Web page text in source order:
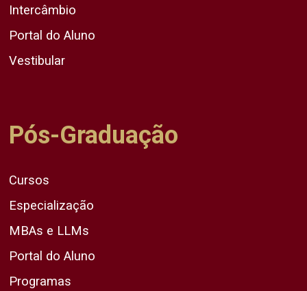
Intercâmbio
Portal do Aluno
Vestibular
Pós-Graduação
Cursos
Especialização
MBAs e LLMs
Portal do Aluno
Programas